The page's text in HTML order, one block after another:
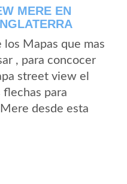
MERE EN
Mapas que mas
, para concocer
street view el
flechas para
desde esta